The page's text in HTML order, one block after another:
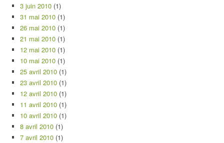
3 juin 2010 (1)
31 mai 2010 (1)
26 mai 2010 (1)
21 mai 2010 (1)
12 mai 2010 (1)
10 mai 2010 (1)
25 avril 2010 (1)
23 avril 2010 (1)
12 avril 2010 (1)
11 avril 2010 (1)
10 avril 2010 (1)
8 avril 2010 (1)
7 avril 2010 (1)